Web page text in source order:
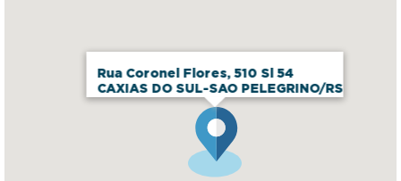
Rua Coronel Flores, 510 Sl 54
CAXIAS DO SUL-SAO PELEGRINO/RS